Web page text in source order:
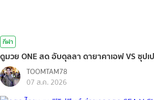
กีฬา
ดูมวย ONE สด อับดุลลา ดายาคาเอฟ VS ซุปเ
TOOMTAM78
07 ส.ค. 2026